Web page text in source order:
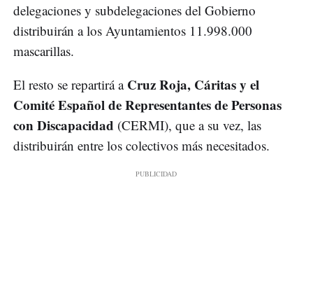
delegaciones y subdelegaciones del Gobierno
distribuirán a los Ayuntamientos 11.998.000
mascarillas.
El resto se repartirá a Cruz Roja, Cáritas y el
Comité Español de Representantes de Personas
con Discapacidad (CERMI), que a su vez, las
distribuirán entre los colectivos más necesitados.